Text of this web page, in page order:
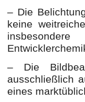
– Die
keine
– Die
ausschließlich
eines